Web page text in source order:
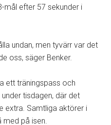
mål efter 57 sekunder i
undan, men tyvärr var det
oss, säger Benker.
ett träningspass och
tisdagen, där det
extra. Samtliga aktörer i
med på isen.